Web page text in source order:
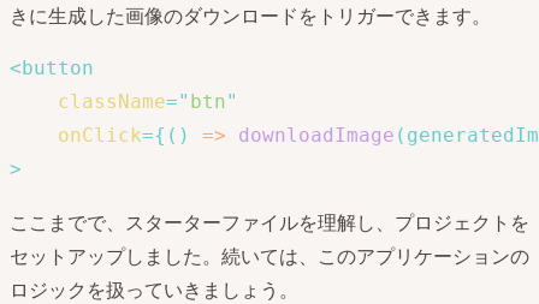
きに生成した画像のダウンロードをトリガーできます。
<button
className=" btn"
onClick={ ( ) => downloadImage (
>
ここまでで、スターターファイルを理解し、プロジェクトを
セットアップしました。続いては、このアプリケーションの
ロジックを扱っていきましょう。